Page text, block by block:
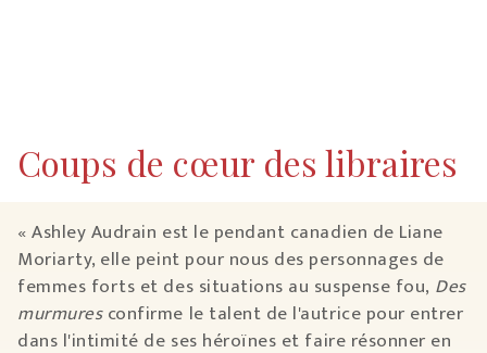
Coups de cœur des libraires
« Ashley Audrain est le pendant canadien de Liane
Moriarty, elle peint pour nous des personnages de
femmes forts et des situations au suspense fou, Des
murmuresconfirme le talent de l'autrice pour entrer
dans l'intimité de ses héroïnes et faire résonner en